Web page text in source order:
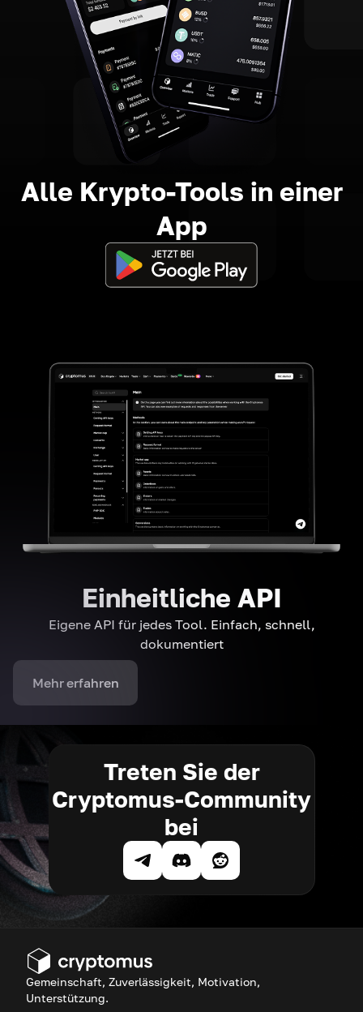
Alle Krypto-Tools in einer
App
Einheitliche API
Eigene API für jedes Tool. Einfach, schnell,
dokumentiert
Mehr erfahren
Treten Sie der
Cryptomus-Community
bei
Gemeinschaft, Zuverlässigkeit, Motivation,
Unterstützung.